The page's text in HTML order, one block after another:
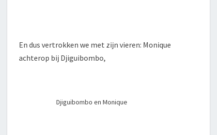
En dus vertrokken we met zijn vieren: Monique
achterop bij Djiguibombo,
Djiguibombo en Monique